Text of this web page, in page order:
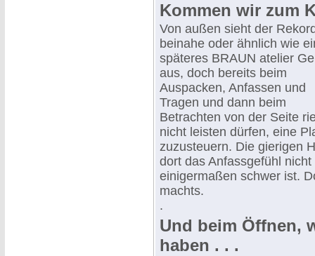
Kommen wir zum
Von außen sieht der
beinahe oder ähnlich wie
späteres BRAUN atelier
aus, doch bereits beim
Auspacken, Anfassen und
Tragen und dann beim
Betrachten von der Seite
nicht leisten dürfen, eine
zuzusteuern. Die gierigen
dort das Anfassgefühl
einigermaßen schwer ist.
machts.
.
Und beim Öffnen,
haben . . .